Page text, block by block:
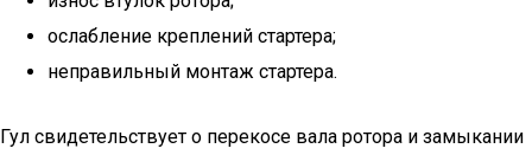
ослабление креплений стартера;
неправильный монтаж стартера.
Гул свидетельствует о перекосе вала ротора и замыкании